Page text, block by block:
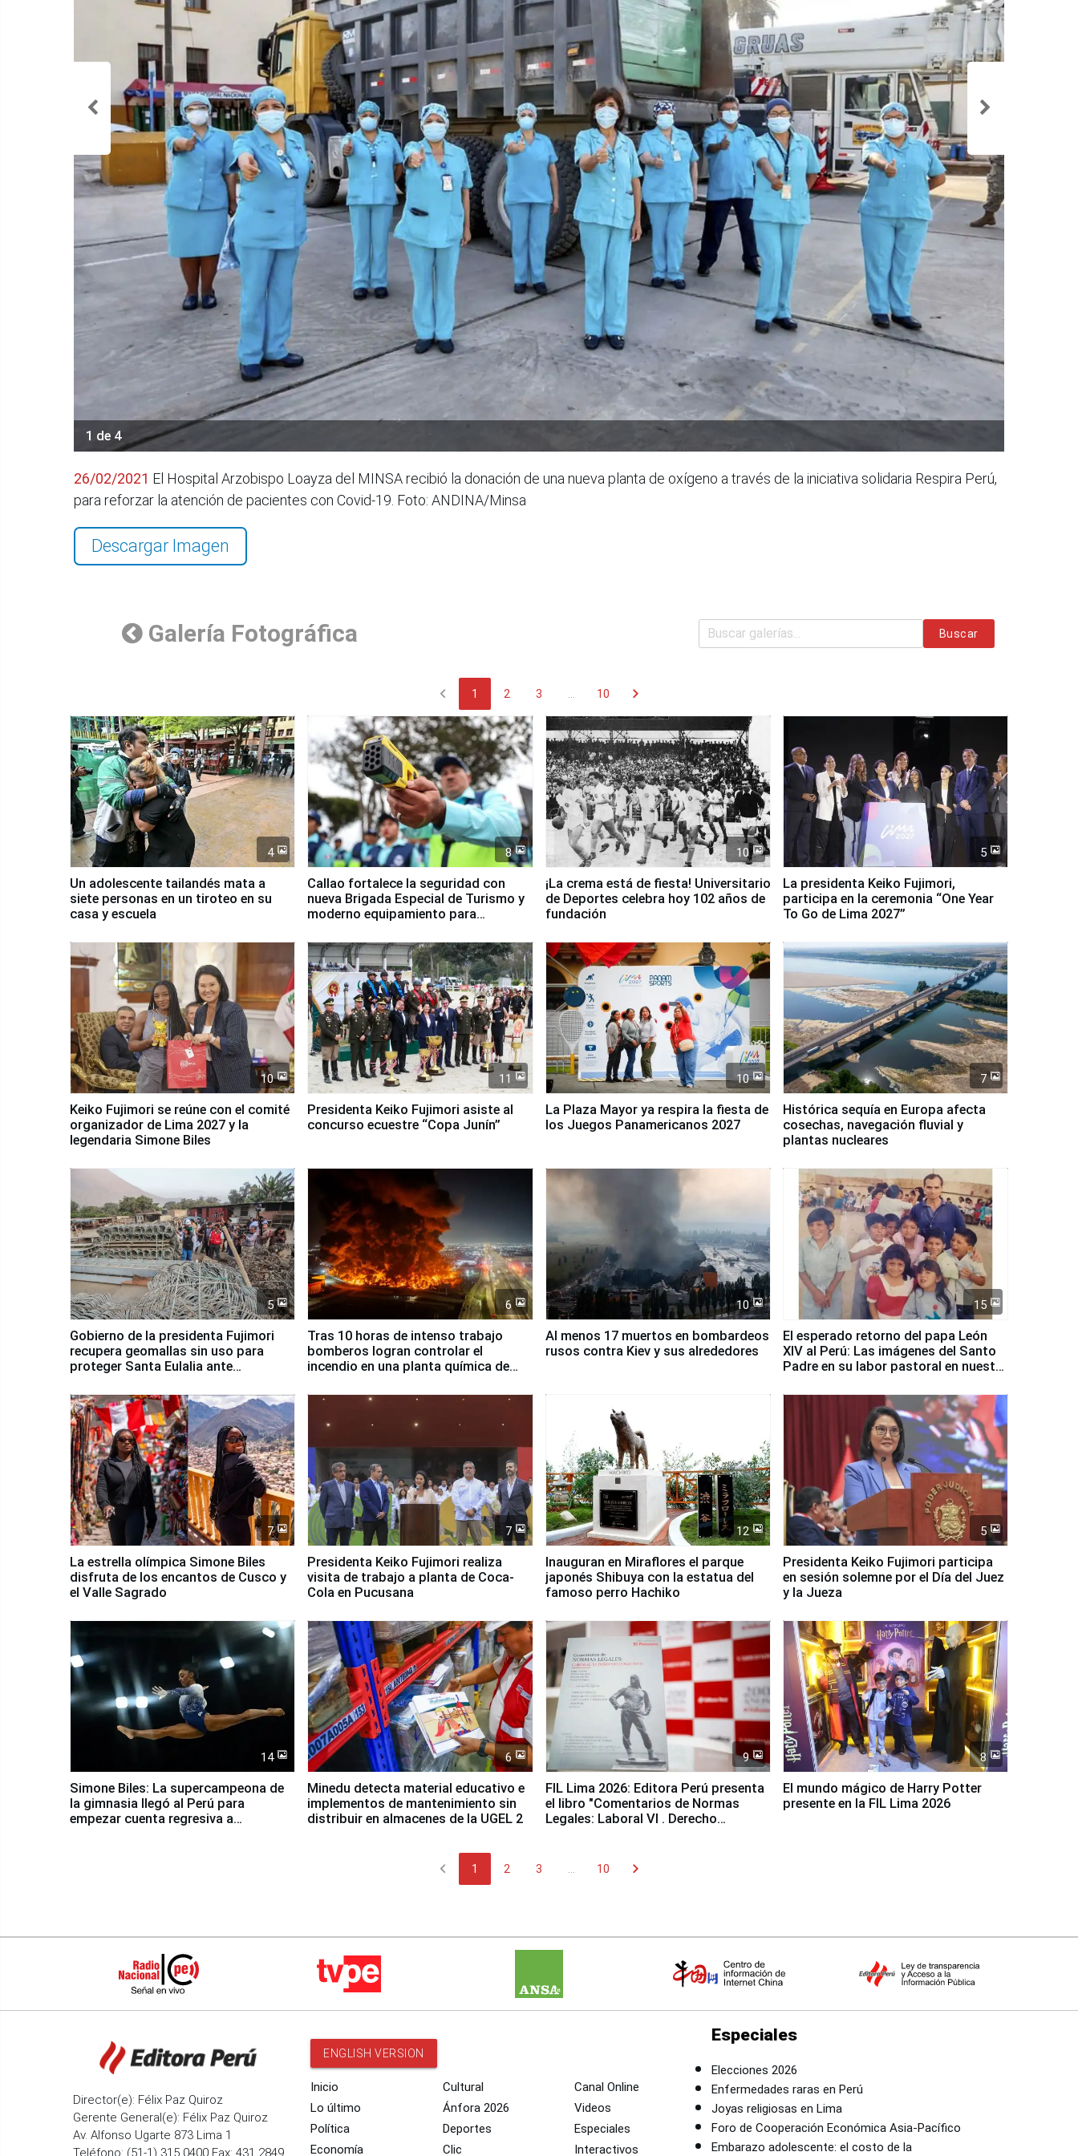
1 de 4
26/02/2021 El Hospital Arzobispo Loayza del MINSA recibió la donación de una nueva planta de oxígeno a través de la iniciativa solidaria Respira Perú,
para reforzar la atención de pacientes con Covid-19. Foto: ANDINA/Minsa
Descargar Imagen
Galería Fotográfica Buscar
chevron_left 1 2 3 10 chevron_right
4
Un adolescente tailandés mata a
siete personas en un tiroteo en su
casa y escuela
8
Callao fortalece la seguridad con
nueva Brigada Especial de Turismo y
moderno equipamiento para
10
¡La crema está de fiesta! Universitario
de Deportes celebra hoy 102 años de
fundación
5
La presidenta Keiko Fujimori,
participa en la ceremonia “One Year
To Go de Lima 2027”
10
Keiko Fujimori se reúne con el comité
organizador de Lima 2027 y la
legendaria Simone Biles
11
Presidenta Keiko Fujimori asiste al
concurso ecuestre “Copa Junín”
10
La Plaza Mayor ya respira la fiesta de
los Juegos Panamericanos 2027
7
Histórica sequía en Europa afecta
cosechas, navegación fluvial y
plantas nucleares
5
Gobierno de la presidenta Fujimori
recupera geomallas sin uso para
proteger Santa Eulalia ante
6
Tras 10 horas de intenso trabajo
bomberos logran controlar el
incendio en una planta química de
10
Al menos 17 muertos en bombardeos
rusos contra Kiev y sus alrededores
15
El esperado retorno del papa León
XIV al Perú: Las imágenes del Santo
Padre en su labor pastoral en nuestro
7
La estrella olímpica Simone Biles
disfruta de los encantos de Cusco y
el Valle Sagrado
7
Presidenta Keiko Fujimori realiza
visita de trabajo a planta de Coca-
Cola en Pucusana
12
Inauguran en Miraflores el parque
japonés Shibuya con la estatua del
famoso perro Hachiko
5
Presidenta Keiko Fujimori participa
en sesión solemne por el Día del Juez
y la Jueza
14
Simone Biles: La supercampeona de
la gimnasia llegó al Perú para
empezar cuenta regresiva a
6
Minedu detecta material educativo e
implementos de mantenimiento sin
distribuir en almacenes de la UGEL 2
9
FIL Lima 2026: Editora Perú presenta
el libro "Comentarios de Normas
Legales: Laboral Vl . Derecho
8
El mundo mágico de Harry Potter
presente en la FIL Lima 2026
chevron_left 1 2 3 10 chevron_right
Director(e): Félix Paz Quiroz
Gerente General(e): Félix Paz Quiroz
Av. Alfonso Ugarte 873 Lima 1
Teléfono: (51-1) 315 0400 Fax: 431 2849
ENGLISH VERSION
Inicio
Lo último
Política
Economía
Cultural
Ánfora 2026
Deportes
Clic
Canal Online
Videos
Especiales
Interactivos
Especiales
Elecciones 2026
Enfermedades raras en Perú
Joyas religiosas en Lima
Foro de Cooperación Económica Asia-Pacífico
Embarazo adolescente: el costo de la